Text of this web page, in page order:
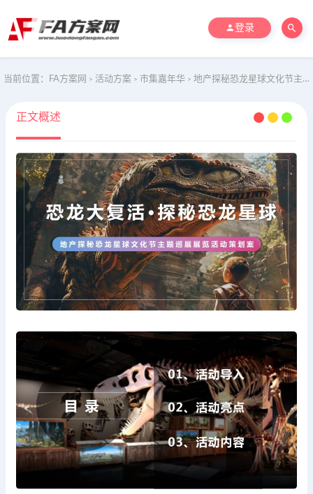
登录
当前位置： FA方案网 > 活动方案 > 市集嘉年华 > 地产探秘恐龙星球文化节主题巡展展览活动策划案
正文概述